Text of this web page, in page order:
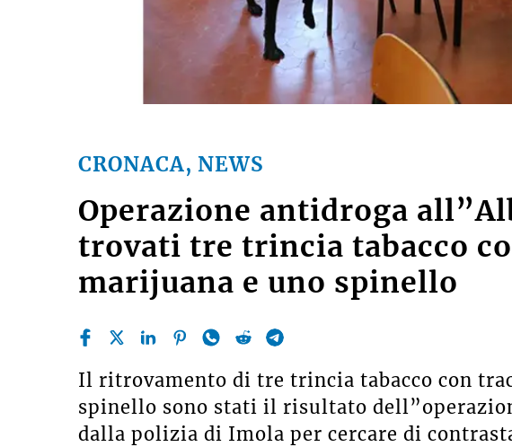
CRONACA, NEWS
Operazione antidroga
trovati tre trincia tabacco
marijuana e uno spinello
Il ritrovamento di tre trincia tabacco con
spinello sono stati il risultato
dalla polizia di Imola per cercare di